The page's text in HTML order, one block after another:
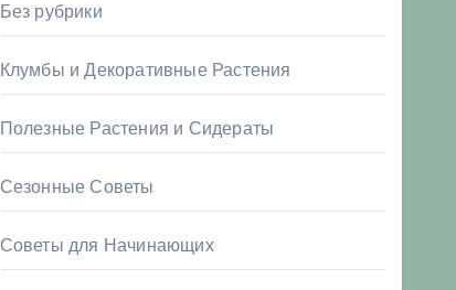
Без рубрики
Клумбы и Декоративные Растения
Полезные Растения и Сидераты
Сезонные Советы
Советы для Начинающих